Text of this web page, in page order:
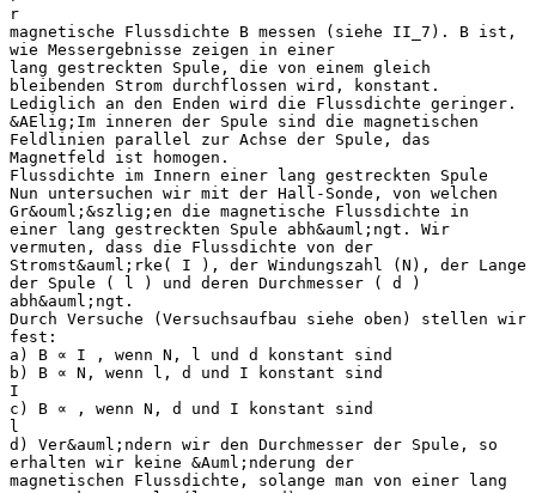
r
magnetische Flussdichte B messen (siehe II_7). B ist,
wie Messergebnisse zeigen in einer
lang gestreckten Spule, die von einem gleich
bleibenden Strom durchflossen wird, konstant.
Lediglich an den Enden wird die Flussdichte geringer.
&AElig;Im inneren der Spule sind die magnetischen
Feldlinien parallel zur Achse der Spule, das
Magnetfeld ist homogen.
Flussdichte im Innern einer lang gestreckten Spule
Nun untersuchen wir mit der Hall-Sonde, von welchen
Gr&ouml;&szlig;en die magnetische Flussdichte in
einer lang gestreckten Spule abh&auml;ngt. Wir
vermuten, dass die Flussdichte von der
Stromst&auml;rke( I ), der Windungszahl (N), der Lange
der Spule ( l ) und deren Durchmesser ( d )
abh&auml;ngt.
Durch Versuche (Versuchsaufbau siehe oben) stellen wir
fest:
a) B ∝ I , wenn N, l und d konstant sind
b) B ∝ N, wenn l, d und I konstant sind
I
c) B ∝ , wenn N, d und I konstant sind
l
d) Ver&auml;ndern wir den Durchmesser der Spule, so
erhalten wir keine &Auml;nderung der
magnetischen Flussdichte, solange man von einer lang